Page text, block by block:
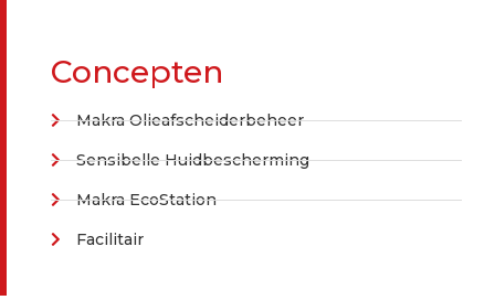
Concepten
Makra Olieafscheiderbeheer
Sensibelle Huidbescherming
Makra EcoStation
Facilitair